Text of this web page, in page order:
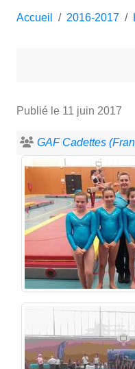
Accueil 2016-2017
Publié le 11 juin 2017
GAF Cadettes